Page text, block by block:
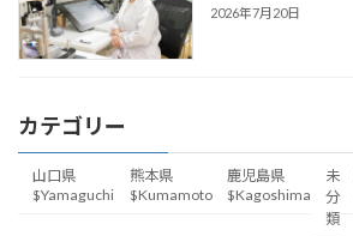
2026年7月20日
カテゴリー
山口県
$Yamaguchi
熊本県
$Kumamoto
鹿児島県
$Kagoshima
未
分
類